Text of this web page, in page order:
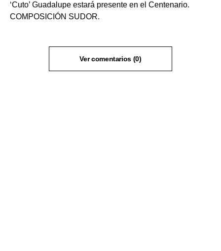
‘Cuto’ Guadalupe estará presente en el Centenario.
COMPOSICIÓN SUDOR.
Ver comentarios (0)